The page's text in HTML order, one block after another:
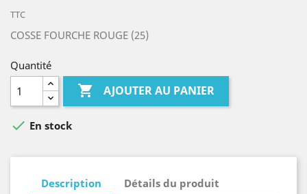
TTC
COSSE FOURCHE ROUGE (25)
Quantité
 AJOUTER AU PANIER
 En stock
Description Détails du produit